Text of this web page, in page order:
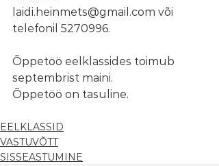
laidi.heinmets@gmail.com või
telefonil 5270996.
Õppetöö eelklassides toimub
septembrist maini.
Õppetöö on tasuline.
EELKLASSID
VASTUVÕTT
SISSEASTUMINE